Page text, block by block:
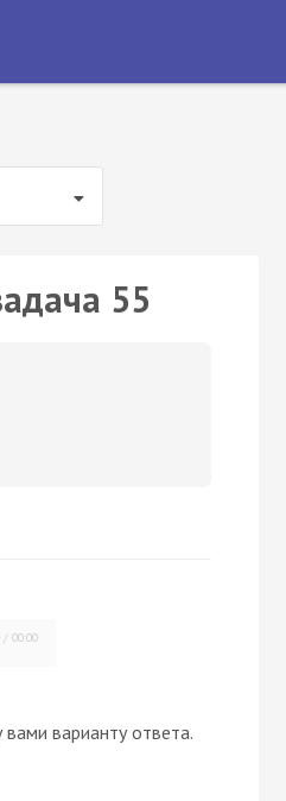
55
/00:00
варианту ответа.